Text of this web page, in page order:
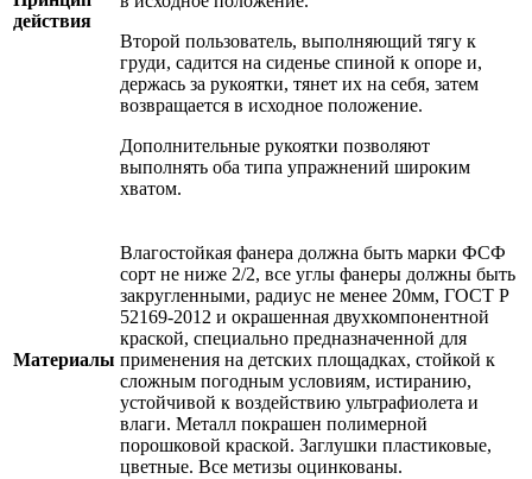
действия
Второй пользователь, выполняющий тягу к
груди, садится на сиденье спиной к опоре и,
держась за рукоятки, тянет их на себя, затем
возвращается в исходное положение.
Дополнительные рукоятки позволяют
выполнять оба типа упражнений широким
хватом.
Материалы
Влагостойкая фанера должна быть марки ФСФ
сорт не ниже 2/2, все углы фанеры должны быть
закругленными, радиус не менее 20мм, ГОСТ Р
52169-2012 и окрашенная двухкомпонентной
краской, специально предназначенной для
применения на детских площадках, стойкой к
сложным погодным условиям, истиранию,
устойчивой к воздействию ультрафиолета и
влаги. Металл покрашен полимерной
порошковой краской. Заглушки пластиковые,
цветные. Все метизы оцинкованы.